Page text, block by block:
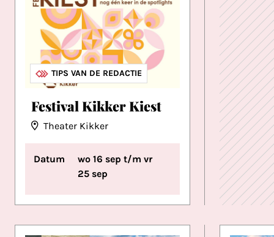
FESTIVALS
THEATER & TONEEL
TIPS VAN DE REDACTIE
Festival Kikker Kiest
Theater Kikker
Datum
wo 16 sep t/m vr
25 sep